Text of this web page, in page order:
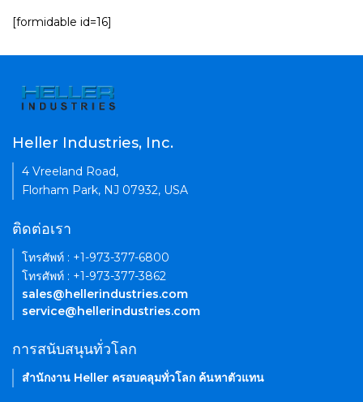
[formidable id=16]
Heller Industries, Inc.
4 Vreeland Road,
Florham Park, NJ 07932, USA
ติดต่อเรา
โทรศัพท์ : +1-973-377-6800
โทรศัพท์ : +1-973-377-3862
sales@hellerindustries.com
service@hellerindustries.com
การสนับสนุนทั่วโลก
สำนักงาน Heller ครอบคลุมทั่วโลก ค้นหาตัวแทน